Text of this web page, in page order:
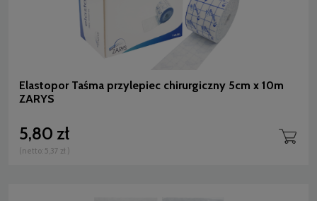
Elastopor Taśma przylepiec chirurgiczny 5cm x 10m
ZARYS
5,80 zł
(netto: 5,37 zł )